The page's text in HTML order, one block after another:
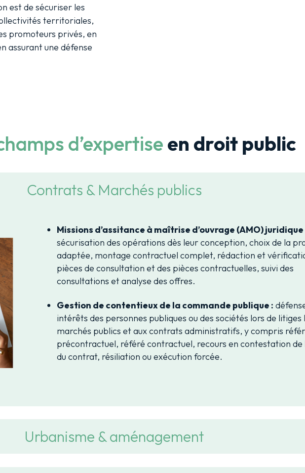
est de sécuriser les
territoriales,
promoteurs privés, en
assurant une défense
d’expertiseen droit public
Contrats & Marchés publics
Missions d’assitance à maîtrise d’ouvrage (AMO) juridique
sécurisation des opérations dès leur conception, choix de la
adaptée, montage contractuel complet, rédaction et
pièces de consultation et des pièces contractuelles, suivi des
consultations et analyse des offres.
Gestion de contentieux de la commande publique :
intérêts des personnes publiques ou des sociétés lors de litiges
marchés publics et aux contrats administratifs, y compris
précontractuel, référé contractuel, recours en contestation de
du contrat, résiliation ou exécution forcée.
Urbanisme & aménagement